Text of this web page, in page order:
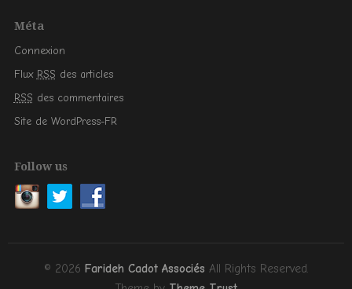
Méta
Connexion
Flux RSS des articles
RSS des commentaires
Site de WordPress-FR
Follow us
© 2026 Farideh Cadot Associés All Rights Reserved.